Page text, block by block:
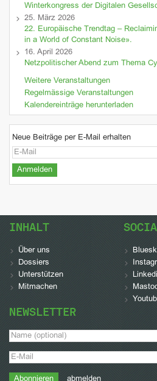
Winterkongress der Digitalen
25. März 2026
22. Europäische Trendtag –
in a World of Constant Noise».
16. April 2026
Netzpolitischer Abend zum Thema
Weitere Veranstaltungen
Regelmässige Veranstaltungen
Kalendereinträge herunterladen
Neue Beiträge per E-Mail erhalten
INHALT
Über uns
Dossiers
Unterstützen
Mitmachen
NEWSLETTER
abmelden